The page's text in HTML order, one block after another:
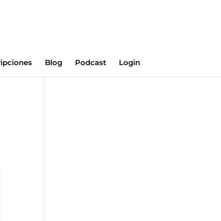
Blog Podcast Login